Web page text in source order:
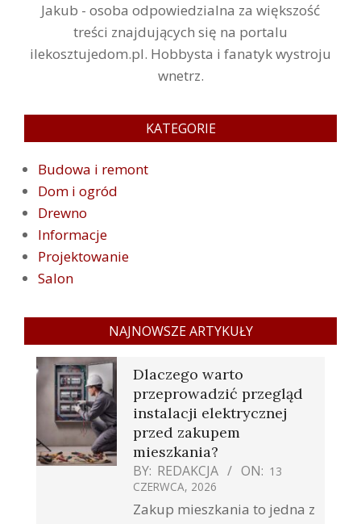
Jakub - osoba odpowiedzialna za większość
treści znajdujących się na portalu
ilekosztujedom.pl. Hobbysta i fanatyk wystroju
wnetrz.
KATEGORIE
Budowa i remont
Dom i ogród
Drewno
Informacje
Projektowanie
Salon
NAJNOWSZE ARTYKUŁY
Dlaczego warto
przeprowadzić przegląd
instalacji elektrycznej
przed zakupem
mieszkania?
BY: REDAKCJA ON: 13
CZERWCA, 2026
Zakup mieszkania to jedna z